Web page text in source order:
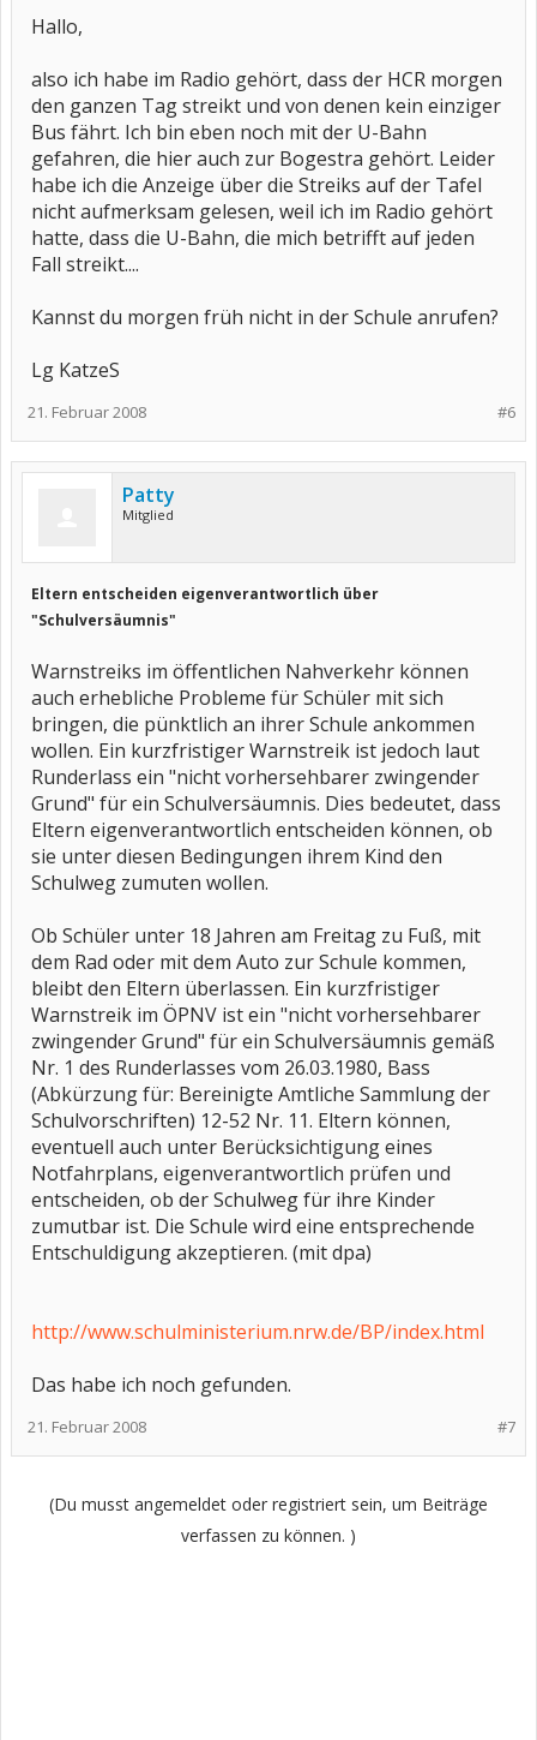
Hallo,
also ich habe im Radio gehört, dass der HCR morgen
den ganzen Tag streikt und von denen kein einziger
Bus fährt. Ich bin eben noch mit der U-Bahn
gefahren, die hier auch zur Bogestra gehört. Leider
habe ich die Anzeige über die Streiks auf der Tafel
nicht aufmerksam gelesen, weil ich im Radio gehört
hatte, dass die U-Bahn, die mich betrifft auf jeden
Fall streikt....
Kannst du morgen früh nicht in der Schule anrufen?
Lg KatzeS
#6
21. Februar 2008
Patty
Mitglied
Eltern entscheiden eigenverantwortlich über
"Schulversäumnis"
Warnstreiks im öffentlichen Nahverkehr können
auch erhebliche Probleme für Schüler mit sich
bringen, die pünktlich an ihrer Schule ankommen
wollen. Ein kurzfristiger Warnstreik ist jedoch laut
Runderlass ein "nicht vorhersehbarer zwingender
Grund" für ein Schulversäumnis. Dies bedeutet, dass
Eltern eigenverantwortlich entscheiden können, ob
sie unter diesen Bedingungen ihrem Kind den
Schulweg zumuten wollen.
Ob Schüler unter 18 Jahren am Freitag zu Fuß, mit
dem Rad oder mit dem Auto zur Schule kommen,
bleibt den Eltern überlassen. Ein kurzfristiger
Warnstreik im ÖPNV ist ein "nicht vorhersehbarer
zwingender Grund" für ein Schulversäumnis gemäß
Nr. 1 des Runderlasses vom 26.03.1980, Bass
(Abkürzung für: Bereinigte Amtliche Sammlung der
Schulvorschriften) 12-52 Nr. 11. Eltern können,
eventuell auch unter Berücksichtigung eines
Notfahrplans, eigenverantwortlich prüfen und
entscheiden, ob der Schulweg für ihre Kinder
zumutbar ist. Die Schule wird eine entsprechende
Entschuldigung akzeptieren. (mit dpa)
http://www.schulministerium.nrw.de/BP/index.html
Das habe ich noch gefunden.
#7
21. Februar 2008
(Du musst angemeldet oder registriert sein, um Beiträge
verfassen zu können. )